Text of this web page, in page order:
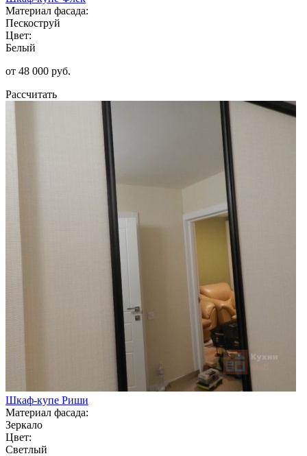
Материал фасада:
Пескоструй
Цвет:
Белый
от 48 000 руб.
Рассчитать
Шкаф-купе Риши
Материал фасада:
Зеркало
Цвет:
Светлый